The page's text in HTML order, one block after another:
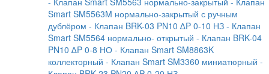
Smart SM5563M нормально-закрытый с ручным
дублёром - Клапан BRK-03 PN10 ∆P 0-10 НЗ - Клапан
Smart SM5564 нормально- открытый - Клапан BRK-04
PN10 ∆P 0-8 НО - Клапан Smart SM8863K
коллекторный - Клапан Smart SM3360 миниатюрный -